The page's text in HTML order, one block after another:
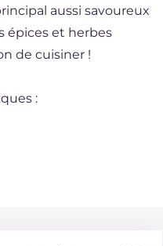
aussi savoureux
épices et herbes
de cuisiner !
: